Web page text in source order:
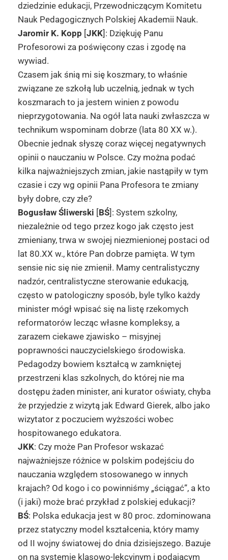
dziedzinie edukacji, Przewodniczącym Komitetu
Nauk Pedagogicznych Polskiej Akademii Nauk.
Jaromir K. Kopp [JKK]: Dziękuję Panu
Profesorowi za poświęcony czas i zgodę na
wywiad.
Czasem jak śnią mi się koszmary, to właśnie
związane ze szkołą lub uczelnią, jednak w tych
koszmarach to ja jestem winien z powodu
nieprzygotowania. Na ogół lata nauki zwłaszcza w
technikum wspominam dobrze (lata 80 XX w.).
Obecnie jednak słyszę coraz więcej negatywnych
opinii o nauczaniu w Polsce. Czy można podać
kilka najważniejszych zmian, jakie nastąpiły w tym
czasie i czy wg opinii Pana Profesora te zmiany
były dobre, czy złe?
Bogusław Śliwerski [BŚ]: System szkolny,
niezależnie od tego przez kogo jak często jest
zmieniany, trwa w swojej niezmienionej postaci od
lat 80.XX w., które Pan dobrze pamięta. W tym
sensie nic się nie zmienił. Mamy centralistyczny
nadzór, centralistyczne sterowanie edukacją,
często w patologiczny sposób, byle tylko każdy
minister mógł wpisać się na listę rzekomych
reformatorów lecząc własne kompleksy, a
zarazem ciekawe zjawisko – misyjnej
poprawności nauczycielskiego środowiska.
Pedagodzy bowiem kształcą w zamkniętej
przestrzeni klas szkolnych, do której nie ma
dostępu żaden minister, ani kurator oświaty, chyba
że przyjedzie z wizytą jak Edward Gierek, albo jako
wizytator z poczuciem wyższości wobec
hospitowanego edukatora.
JKK: Czy może Pan Profesor wskazać
najważniejsze różnice w polskim podejściu do
nauczania względem stosowanego w innych
krajach? Od kogo i co powinniśmy „ściągać”, a kto
(i jaki) może brać przykład z polskiej edukacji?
BŚ: Polska edukacja jest w 80 proc. zdominowana
przez statyczny model kształcenia, który mamy
od II wojny światowej do dnia dzisiejszego. Bazuje
on na systemie klasowo-lekcyjnym i podającym